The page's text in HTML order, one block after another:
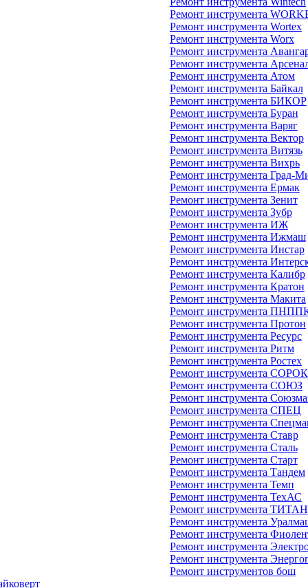
Ремонт инструмента
Ремонт инструмента Wortex
Ремонт инструмента Worx
Ремонт инструмента
Ремонт инструмента
Ремонт инструмента Атом
Ремонт инструмента Байкал
Ремонт инструмента БИКОР
Ремонт инструмента Буран
Ремонт инструмента Варяг
Ремонт инструмента Вектор
Ремонт инструмента Витязь
Ремонт инструмента Вихрь
Ремонт инструмента Град-
Ремонт инструмента Ермак
Ремонт инструмента Зенит
Ремонт инструмента Зубр
Ремонт инструмента ИЖ
Ремонт инструмента Ижмаш
Ремонт инструмента Инстар
Ремонт инструмента
Ремонт инструмента Калибр
Ремонт инструмента Кратон
Ремонт инструмента Макита
Ремонт инструмента
Ремонт инструмента Протон
Ремонт инструмента Ресурс
Ремонт инструмента Ритм
Ремонт инструмента Ростех
Ремонт инструмента
Ремонт инструмента СОЮЗ
Ремонт инструмента
Ремонт инструмента СПЕЦ
Ремонт инструмента
Ремонт инструмента Ставр
Ремонт инструмента Сталь
Ремонт инструмента Старт
Ремонт инструмента Тандем
Ремонт инструмента Темп
Ремонт инструмента ТехАС
Ремонт инструмента ТИТАН
Ремонт инструмента
Ремонт инструмента
Ремонт инструмента
Ремонт инструмента
Ремонт инструментов бош